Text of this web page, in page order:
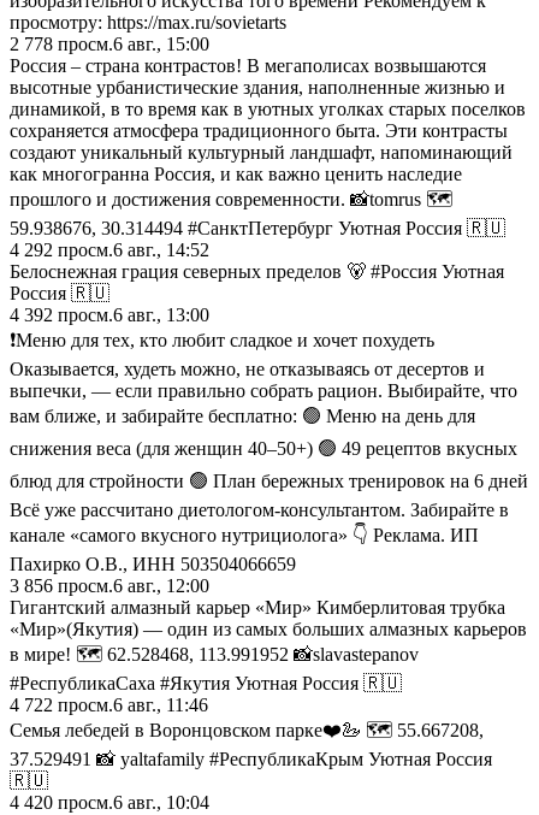
просмотру: https://max.ru/sovietarts
2 778 просм.6 авг., 15:00
Россия – страна контрастов! В мегаполисах возвышаются
высотные урбанистические здания, наполненные жизнью и
динамикой, в то время как в уютных уголках старых поселков
сохраняется атмосфера традиционного быта. Эти контрасты
создают уникальный культурный ландшафт, напоминающий
как многогранна Россия, и как важно ценить наследие
прошлого и достижения современности. 📸tomrus 🗺️
59.938676, 30.314494 #СанктПетербург Уютная Россия 🇷🇺
4 292 просм.6 авг., 14:52
Белоснежная грация северных пределов 🐻 #Россия Уютная
Россия 🇷🇺
4 392 просм.6 авг., 13:00
❗️Меню для тех, кто любит сладкое и хочет похудеть
Оказывается, худеть можно, не отказываясь от десертов и
выпечки, — если правильно собрать рацион. Выбирайте, что
вам ближе, и забирайте бесплатно: 🟢 Меню на день для
снижения веса (для женщин 40–50+) 🟢 49 рецептов вкусных
блюд для стройности 🟢 План бережных тренировок на 6 дней
Всё уже рассчитано диетологом-консультантом. Забирайте в
канале «самого вкусного нутрициолога» 👇 Реклама. ИП
Пахирко О.В., ИНН 503504066659
3 856 просм.6 авг., 12:00
Гигантский алмазный карьер «Мир» Кимберлитовая трубка
«Мир»(Якутия) — один из самых больших алмазных карьеров
в мире! 🗺️ 62.528468, 113.991952 📸slavastepanov
#РеспубликаСаха #Якутия Уютная Россия 🇷🇺
4 722 просм.6 авг., 11:46
Семья лебедей в Воронцовском парке❤️🦢 🗺️ 55.667208,
37.529491 📸 yaltafamily #РеспубликаКрым Уютная Россия
🇷🇺
4 420 просм.6 авг., 10:04